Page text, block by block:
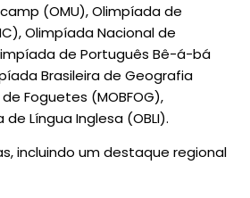
(OMU), Olimpíada de
Olimpíada Nacional de
de Português Bê-á-bá
Brasileira de Geografia
Foguetes (MOBFOG),
Língua Inglesa (OBLI).
incluindo um destaque regional